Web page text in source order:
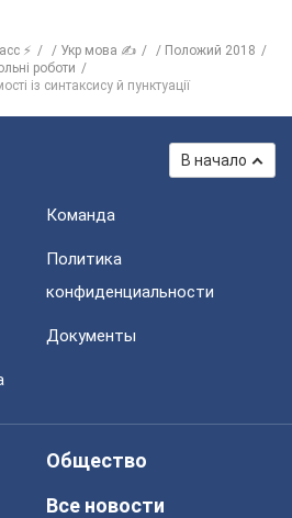
⚡ Укр мова ✍
Положий 2018
роботи
із синтаксису й пунктуації
В начало
Команда
Политика
конфиденциальности
Документы
Общество
Все новости